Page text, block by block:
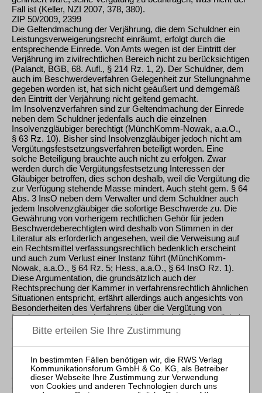
Fall ist (Keller, NZI 2007, 378, 380).
ZIP 50/2009, 2399
Die Geltendmachung der Verjährung, die dem Schuldner ein
Leistungsverweigerungsrecht einräumt, erfolgt durch die
entsprechende Einrede. Von Amts wegen ist der Eintritt der
Verjährung im zivilrechtlichen Bereich nicht zu berücksichtigen
(Palandt, BGB, 68. Aufl., § 214 Rz. 1, 2). Der Schuldner, dem
auch im Beschwerdeverfahren Gelegenheit zur Stellungnahme
gegeben worden ist, hat sich nicht geäußert und demgemäß
den Eintritt der Verjährung nicht geltend gemacht.
Im Insolvenzverfahren sind zur Geltendmachung der Einrede
neben dem Schuldner jedenfalls auch die einzelnen
Insolvenzgläubiger berechtigt (MünchKomm-Nowak, a.a.O.,
§ 63 Rz. 10). Bisher sind Insolvenzgläubiger jedoch nicht am
Vergütungsfestsetzungsverfahren beteiligt worden. Eine
solche Beteiligung brauchte auch nicht zu erfolgen. Zwar
werden durch die Vergütungsfestsetzung Interessen der
Gläubiger betroffen, dies schon deshalb, weil die Vergütung die
zur Verfügung stehende Masse mindert. Auch steht gem. § 64
Abs. 3 InsO neben dem Verwalter und dem Schuldner auch
jedem Insolvenzgläubiger die sofortige Beschwerde zu. Die
Gewährung von vorherigem rechtlichen Gehör für jeden
Beschwerdeberechtigten wird deshalb von Stimmen in der
Literatur als erforderlich angesehen, weil die Verweisung auf
ein Rechtsmittel verfassungsrechtlich bedenklich erscheint
und auch zum Verlust einer Instanz führt (MünchKomm-
Nowak, a.a.O., § 64 Rz. 5; Hess, a.a.O., § 64 InsO Rz. 1).
Diese Argumentation, die grundsätzlich auch der
Rechtsprechung der Kammer in verfahrensrechtlich ähnlichen
Situationen entspricht, erfährt allerdings auch angesichts von
Besonderheiten des Verfahrens über die Vergütung von
Insolvenzverwaltern deutliche Kritik, wobei die Notwendigkeit
einer vorherigen Gläubigerbeteiligung verneint wird. Die
Kammer folgt dieser wohl überwiegenden Auffassung. Es wird
darauf verwiesen, dass der Anspruch auf Gewährung
rechtlichen Gehörs zurücktritt, wenn sich aus den
Besonderheiten des Verfahrens die zwingende Notwendigkeit
ergibt (BVerwGE 9, 89), und dass sich eine solche daraus
ergibt, dass die Anhörung der Vielzahl der Gläubiger schon